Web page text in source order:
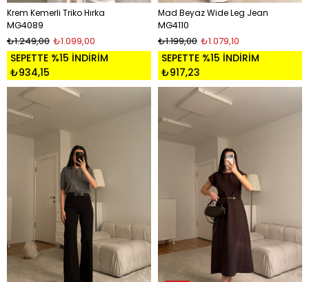
Krem Kemerli Triko Hırka
MG4089
₺1.099,00
₺1.249,00
SEPETTE %15 İNDİRİM
₺934,15
Mad Beyaz Wide Leg Jean
MG4110
₺1.079,10
₺1.199,00
SEPETTE %15 İNDİRİM
₺917,23